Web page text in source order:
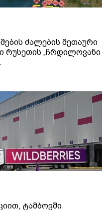
ძალების მეთაური
რუსეთის „ჩრდილოვანი
ტამბოვში